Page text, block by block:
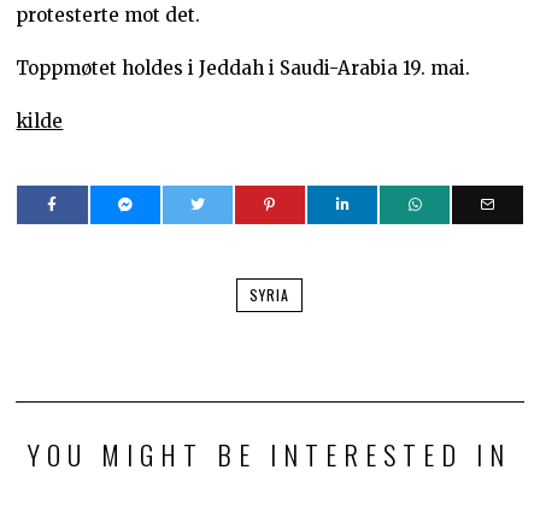
protesterte mot det.
Toppmøtet holdes i Jeddah i Saudi-Arabia 19. mai.
kilde
SYRIA
YOU MIGHT BE INTERESTED IN